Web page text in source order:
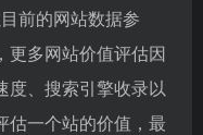
前的网站数据参
更多网站价值评估因
度、搜索引擎收录以
估一个站的价值，最